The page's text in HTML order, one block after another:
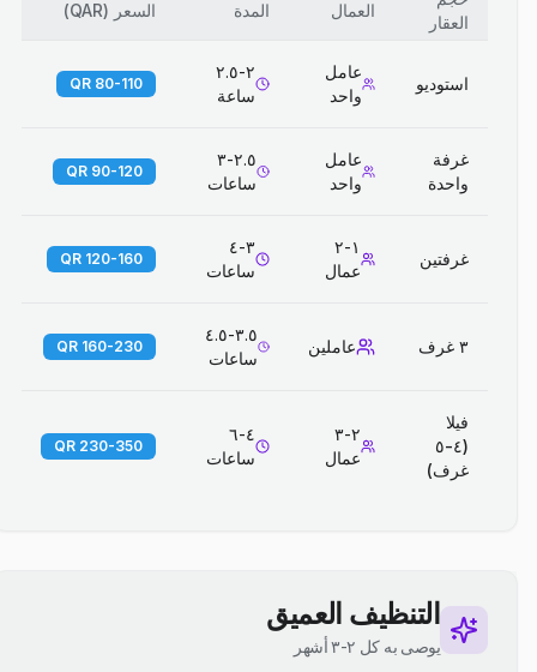
العقار
العمال المدة السعر (
QAR
)
استوديو
عامل
واحد
٢-٢.٥
ساعة
80-110 QR
غرفة
واحدة
عامل
واحد
٢.٥-٣
ساعات
90-120 QR
غرفتين
١-٢
عمال
٣-٤
ساعات
120-160 QR
٣ غرف عاملين
٣.٥-٤.٥
ساعات
160-230 QR
فيلا
(٤-٥
غرف)
٢-٣
عمال
٤-٦
ساعات
230-350 QR
التنظيف العميق
يوصى به كل ٢-٣ أشهر